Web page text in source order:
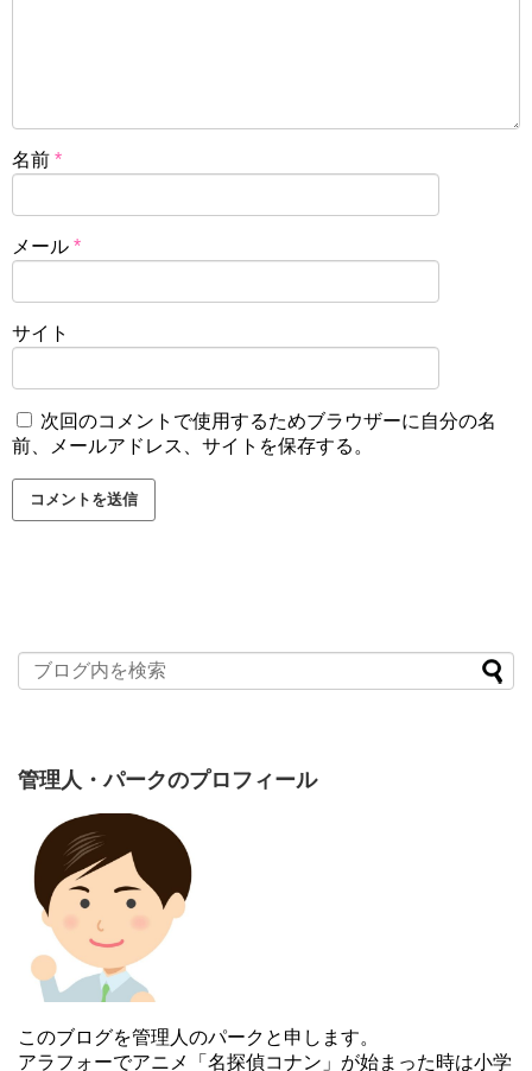
名前 *
メール *
サイト
次回のコメントで使用するためブラウザーに自分の名
前、メールアドレス、サイトを保存する。
管理人・パークのプロフィール
このブログを管理人のパークと申します。
アラフォーでアニメ「名探偵コナン」が始まった時は小学